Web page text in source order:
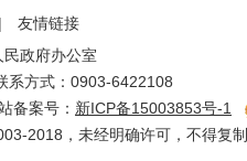
|
友情链接
政府办公室
系方式：0903-6422108
备案号： 新ICP备15003853号-1
2018，未经明确许可，不得